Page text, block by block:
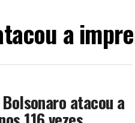
a
atacou a